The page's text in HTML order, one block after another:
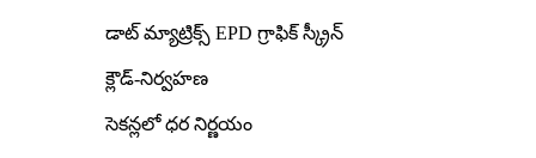
డాట్ మ్యాట్రిక్స్ EPD గ్రాఫిక్ స్క్రీన్
క్లౌడ్-నిర్వహణ
సెకన్లలో ధర నిర్ణయం